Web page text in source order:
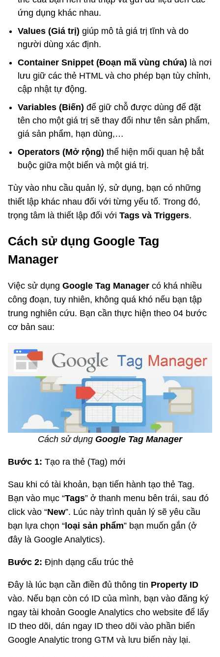
ứng dụng khác nhau.
Values (Giá trị) giúp mô tả giá trị tĩnh và do
người dùng xác định.
Container Snippet (Đoạn mã vùng chứa) là nơi
lưu giữ các thẻ HTML và cho phép bạn tùy chỉnh,
cập nhật tự động.
Variables (Biến) để giữ chỗ được dùng để đặt
tên cho một giá trị sẽ thay đổi như tên sản phẩm,
giá sản phẩm, hạn dùng,…
Operators (Mở rộng) thể hiện mối quan hệ bắt
buộc giữa một biến và một giá trị.
Tùy vào nhu cầu quản lý, sử dụng, bạn có những
thiết lập khác nhau đối với từng yếu tố. Trong đó,
trọng tâm là thiết lập đối với Tags và Triggers.
Cách sử dụng Google Tag
Manager
Việc sử dụng Google Tag Manager có khá nhiều
công đoạn, tuy nhiên, không quá khó nếu bạn tập
trung nghiên cứu. Bạn cần thực hiện theo 04 bước
cơ bản sau:
Cách sử dụng Google Tag Manager
Bước 1: Tạo ra thẻ (Tag) mới
Sau khi có tài khoản, bạn tiến hành tạo thẻ Tag.
Bạn vào mục “Tags” ở thanh menu bên trái, sau đó
click vào “New”. Lúc này trình quản lý sẽ yêu cầu
bạn lựa chọn “ loại sản phẩm” bạn muốn gắn (ở
đây là Google Analytics).
Bước 2: Định dạng cấu trúc thẻ
Đây là lúc bạn cần điền đủ thông tin Property ID
vào. Nếu bạn còn có ID của mình, bạn vào đăng ký
ngay tài khoản Google Analytics cho website để lấy
ID theo dõi, dán ngay ID theo dõi vào phần biến
Google Analytic trong GTM và lưu biến này lại.